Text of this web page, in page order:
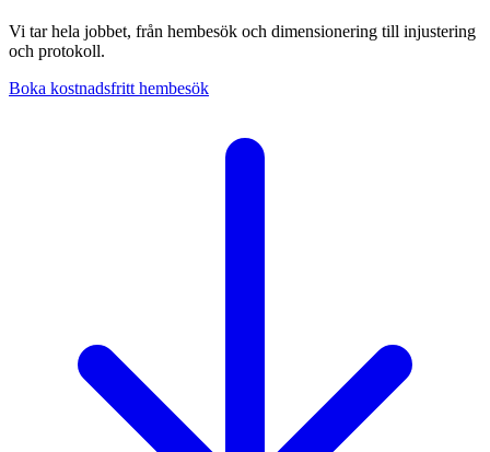
Vi tar hela jobbet, från hembesök och dimensionering till injustering
och protokoll.
Boka kostnadsfritt hembesök